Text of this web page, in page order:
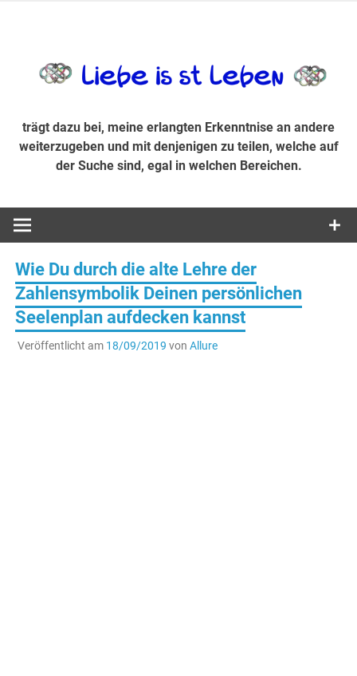
Suche sind, egal in welchen Bereichen.
trägt dazu bei, meine erlangten Erkenntnise an andere
weiterzugeben und mit denjenigen zu teilen, welche auf
der Suche sind, egal in welchen Bereichen.
Wie Du durch die alte Lehre der
Zahlensymbolik Deinen persönlichen
Seelenplan aufdecken kannst
Veröffentlicht am 18/09/2019 von Allure